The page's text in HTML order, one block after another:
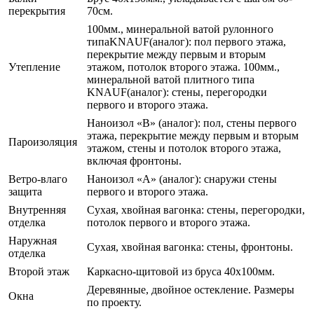
перекрытия
70см.
Утепление
100мм., минеральной ватой рулонного
типаKNAUF(аналог): пол первого этажа,
перекрытие между первым и вторым
этажом, потолок второго этажа. 100мм.,
минеральной ватой плитного типа
KNAUF(аналог): стены, перегородки
первого и второго этажа.
Пароизоляция
Наноизол «В» (аналог): пол, стены первого
этажа, перекрытие между первым и вторым
этажом, стены и потолок второго этажа,
включая фронтоны.
Ветро-влаго
защита
Наноизол «А» (аналог): снаружи стены
первого и второго этажа.
Внутренняя
отделка
Сухая, хвойная вагонка: стены, перегородки,
потолок первого и второго этажа.
Наружная
отделка
Сухая, хвойная вагонка: стены, фронтоны.
Второй этаж Каркасно-щитовой из бруса 40х100мм.
Окна
Деревянные, двойное остекление. Размеры
по проекту.